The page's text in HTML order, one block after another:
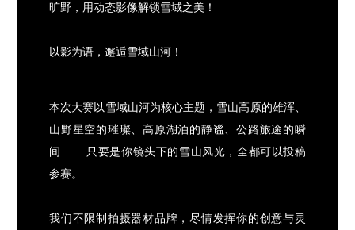
旷野，用动态影像解锁雪域之美！
以影为语，邂逅雪域山河！
本次大赛以雪域山河为核心主题，雪山高原的雄浑、
山野星空的璀璨、高原湖泊的静谧、公路旅途的瞬
间…… 只要是你镜头下的雪山风光，全都可以投稿
参赛。
我们不限制拍摄器材品牌，尽情发挥你的创意与灵